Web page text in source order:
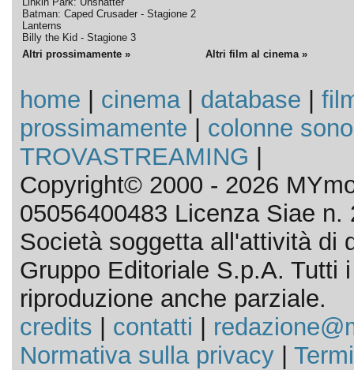
Batman: Caped Crusader - Stagione 2
Lanterns
Billy the Kid - Stagione 3
Altri prossimamente »
Altri film al cinema »
home cinema| database
prossimamente
colonne
TROVASTREAMING
Copyright© 2000 - 2026
05056400483 Licenza Siae n.
Società soggetta all'attività di
Gruppo Editoriale S.p.A. Tutti
riproduzione anche parziale.
credits
contatti
Normativa sulla privacy|